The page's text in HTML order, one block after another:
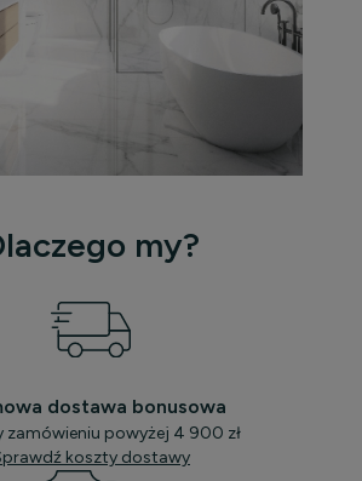
my?
dostawa bonusowa
zamówieniu powyżej 4 900 zł
koszty dostawy